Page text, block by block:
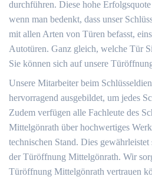
durchführen. Diese hohe
wenn man bedenkt, dass unser
mit allen Arten von Türen befasst,
Autotüren. Ganz gleich, welche Tür
Sie können sich auf unsere
Unsere Mitarbeiter beim
hervorragend ausgebildet, um jedes
Zudem verfügen alle Fachleute des
Mittelgönrath über hochwertiges
technischen Stand. Dies gewährleistet
der Türöffnung Mittelgönrath. Wir
Türöffnung Mittelgönrath vertrauen